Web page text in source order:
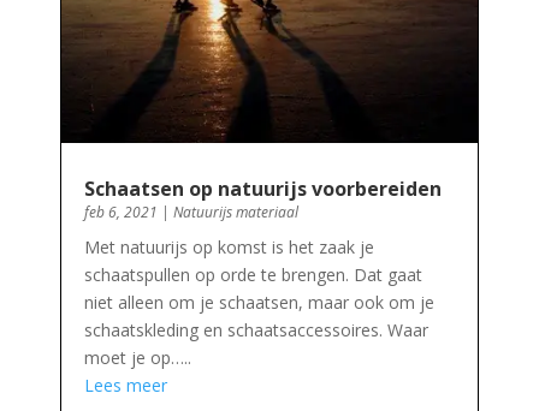
Schaatsen op natuurijs voorbereiden
feb 6, 2021 | Natuurijs materiaal
Met natuurijs op komst is het zaak je
schaatspullen op orde te brengen. Dat gaat
niet alleen om je schaatsen, maar ook om je
schaatskleding en schaatsaccessoires. Waar
moet je op…..
Lees meer